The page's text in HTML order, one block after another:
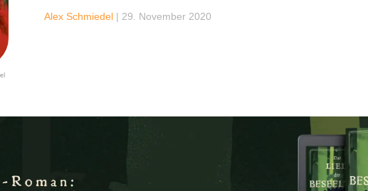
Alex Schmiedel | 29. November 2020